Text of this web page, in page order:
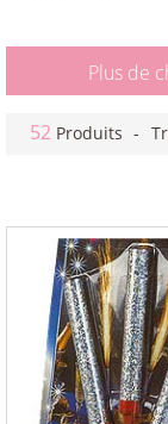
Plus de
52 Produits -